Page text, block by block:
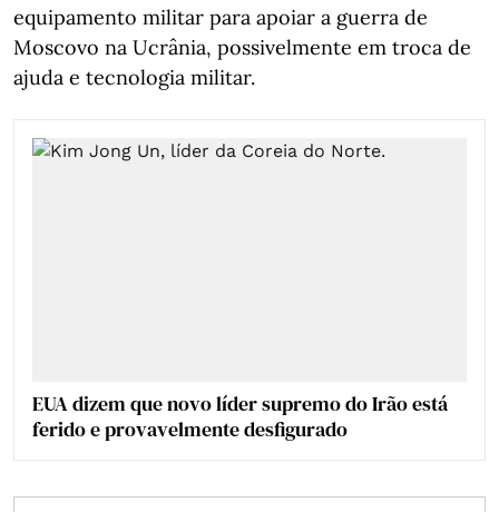
equipamento militar para apoiar a guerra de
Moscovo na Ucrânia, possivelmente em troca de
ajuda e tecnologia militar.
EUA dizem que novo líder supremo do Irão está
ferido e provavelmente desfigurado